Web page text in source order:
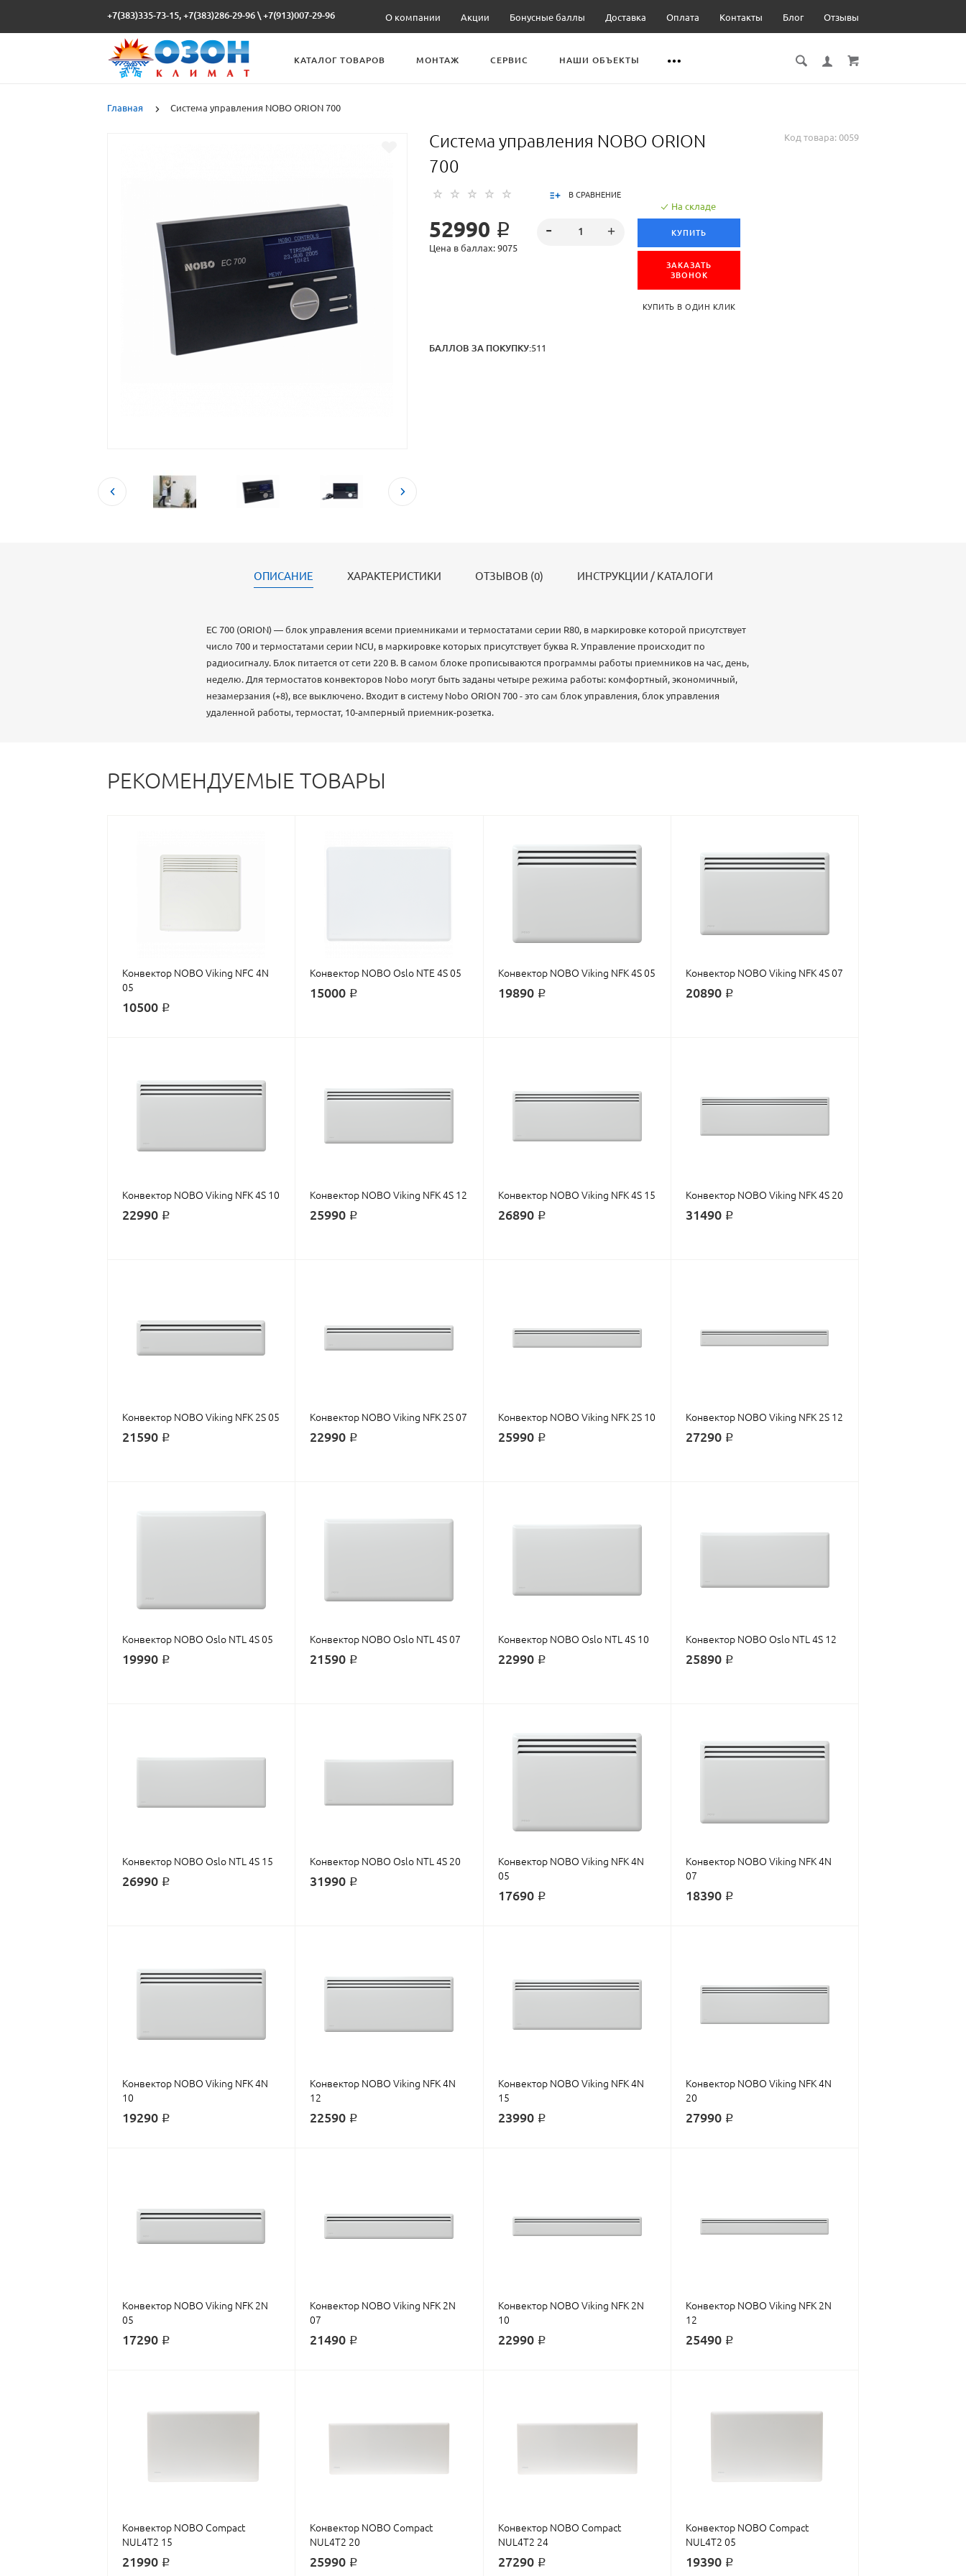
+7(383)335-73-15, +7(383)286-29-96 \+7(913)007-29-96 О компании Акции Бонусные баллы Доставка Оплата Контакты Блог Отзывы
КАТАЛОГ ТОВАРОВ МОНТАЖ СЕРВИС НАШИ ОБЪЕКТЫ
Главная Система управления NOBO ORION 700
Код товара: 0059
Система управления NOBO ORION
700
В СРАВНЕНИЕ
52990 ₽
Цена в баллах: 9075
На складе
КУПИТЬ
ЗАКАЗАТЬ
ЗВОНОК
КУПИТЬ В ОДИН КЛИК
БАЛЛОВ ЗА ПОКУПКУ:511
ОПИСАНИЕ ХАРАКТЕРИСТИКИ ОТЗЫВОВ (0) ИНСТРУКЦИИ / КАТАЛОГИ
EC 700 (ORION) — блок управления всеми приемниками и термостатами серии R80, в маркировке которой присутствует
число 700 и термостатами серии NCU, в маркировке которых присутствует буква R. Управление происходит по
радиосигналу. Блок питается от сети 220 В. В самом блоке прописываются программы работы приемников на час, день,
неделю. Для термостатов конвекторов Nobo могут быть заданы четыре режима работы: комфортный, экономичный,
незамерзания (+8), все выключено. Входит в систему Nobo ORION 700 - это сам блок управления, блок управления
удаленной работы, термостат, 10-амперный приемник-розетка.
РЕКОМЕНДУЕМЫЕ ТОВАРЫ
Конвектор NOBO Viking NFC 4N
05
10500 ₽
Конвектор NOBO Oslo NTE 4S 05
15000 ₽
Конвектор NOBO Viking NFK 4S 05
19890 ₽
Конвектор NOBO Viking NFK 4S 07
20890 ₽
Конвектор NOBO Viking NFK 4S 10
22990 ₽
Конвектор NOBO Viking NFK 4S 12
25990 ₽
Конвектор NOBO Viking NFK 4S 15
26890 ₽
Конвектор NOBO Viking NFK 4S 20
31490 ₽
Конвектор NOBO Viking NFK 2S 05
21590 ₽
Конвектор NOBO Viking NFK 2S 07
22990 ₽
Конвектор NOBO Viking NFK 2S 10
25990 ₽
Конвектор NOBO Viking NFK 2S 12
27290 ₽
Конвектор NOBO Oslo NTL 4S 05
19990 ₽
Конвектор NOBO Oslo NTL 4S 07
21590 ₽
Конвектор NOBO Oslo NTL 4S 10
22990 ₽
Конвектор NOBO Oslo NTL 4S 12
25890 ₽
Конвектор NOBO Oslo NTL 4S 15
26990 ₽
Конвектор NOBO Oslo NTL 4S 20
31990 ₽
Конвектор NOBO Viking NFK 4N
05
17690 ₽
Конвектор NOBO Viking NFK 4N
07
18390 ₽
Конвектор NOBO Viking NFK 4N
10
19290 ₽
Конвектор NOBO Viking NFK 4N
12
22590 ₽
Конвектор NOBO Viking NFK 4N
15
23990 ₽
Конвектор NOBO Viking NFK 4N
20
27990 ₽
Конвектор NOBO Viking NFK 2N
05
17290 ₽
Конвектор NOBO Viking NFK 2N
07
21490 ₽
Конвектор NOBO Viking NFK 2N
10
22990 ₽
Конвектор NOBO Viking NFK 2N
12
25490 ₽
Конвектор NOBO Compact
NUL4T2 15
21990 ₽
Конвектор NOBO Compact
NUL4T2 20
25990 ₽
Конвектор NOBO Compact
NUL4T2 24
27290 ₽
Конвектор NOBO Compact
NUL4T2 05
19390 ₽